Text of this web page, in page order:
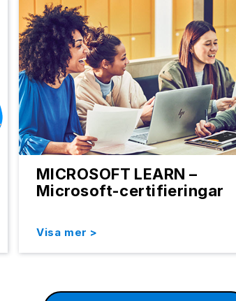
MICROSOFT LEARN –
Microsoft-certifieringar
Visa mer >